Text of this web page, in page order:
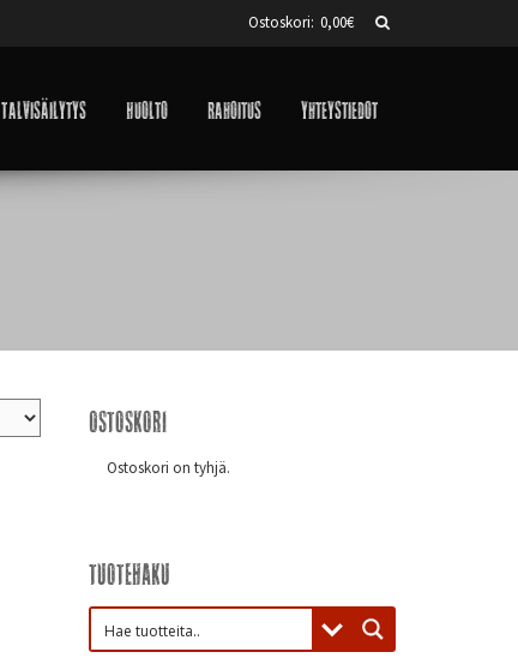
Ostoskori: 0,00€
Talvisäilytys Huolto Rahoitus Yhteystiedot
Ostoskori
Ostoskori on tyhjä.
Tuotehaku